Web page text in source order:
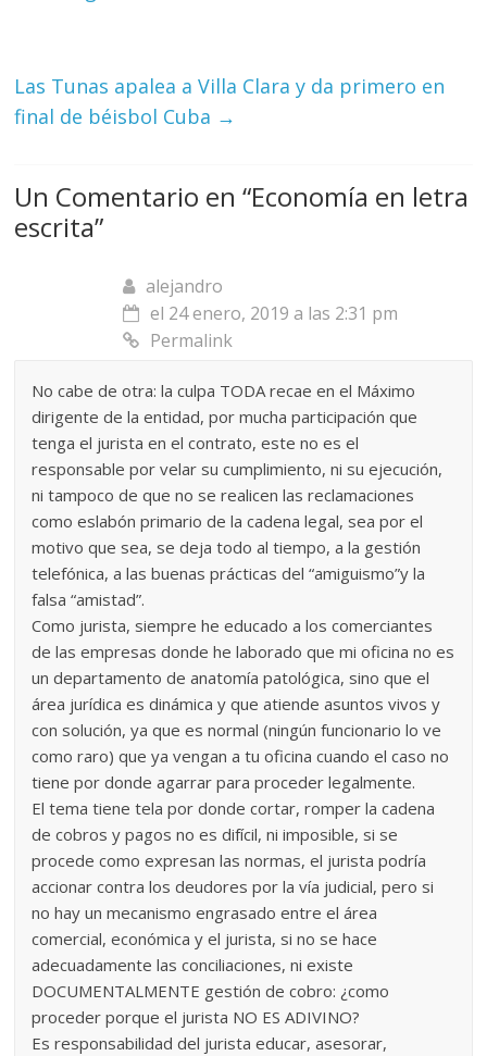
Las Tunas apalea a Villa Clara y da primero en
final de béisbol Cuba →
Un Comentario en “Economía en letra
escrita”
alejandro
el 24 enero, 2019 a las 2:31 pm
Permalink
No cabe de otra: la culpa TODA recae en el Máximo
dirigente de la entidad, por mucha participación que
tenga el jurista en el contrato, este no es el
responsable por velar su cumplimiento, ni su ejecución,
ni tampoco de que no se realicen las reclamaciones
como eslabón primario de la cadena legal, sea por el
motivo que sea, se deja todo al tiempo, a la gestión
telefónica, a las buenas prácticas del “amiguismo”y la
falsa “amistad”.
Como jurista, siempre he educado a los comerciantes
de las empresas donde he laborado que mi oficina no es
un departamento de anatomía patológica, sino que el
área jurídica es dinámica y que atiende asuntos vivos y
con solución, ya que es normal (ningún funcionario lo ve
como raro) que ya vengan a tu oficina cuando el caso no
tiene por donde agarrar para proceder legalmente.
El tema tiene tela por donde cortar, romper la cadena
de cobros y pagos no es difícil, ni imposible, si se
procede como expresan las normas, el jurista podría
accionar contra los deudores por la vía judicial, pero si
no hay un mecanismo engrasado entre el área
comercial, económica y el jurista, si no se hace
adecuadamente las conciliaciones, ni existe
DOCUMENTALMENTE gestión de cobro: ¿como
proceder porque el jurista NO ES ADIVINO?
Es responsabilidad del jurista educar, asesorar,